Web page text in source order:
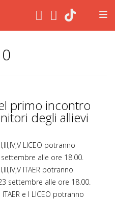
.
primo incontro
degli allievi
LICEO potranno
alle ore 18.00.
ITAER potranno
settembre alle ore 18.00.
e I LICEO potranno